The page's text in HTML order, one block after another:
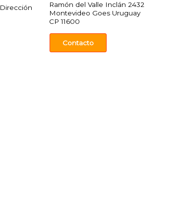
Dirección
Ramón del Valle Inclán 2432
Montevideo Goes Uruguay
CP 11600